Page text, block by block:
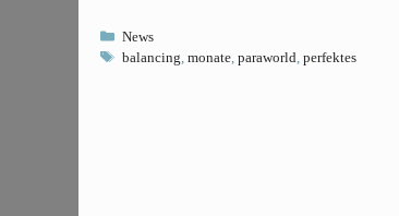
Kategorien
News
Schlagwörter
balancing ,monate ,paraworld ,perfektes